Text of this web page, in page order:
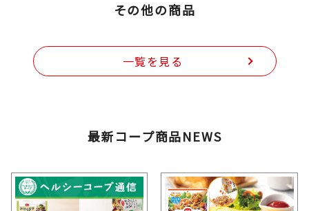
その他の商品
一覧を見る
最新コープ商品NEWS